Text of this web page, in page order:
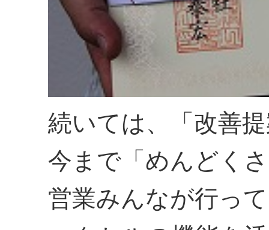
続いては、「改善
今まで「めんどく
営業みんなが行っ